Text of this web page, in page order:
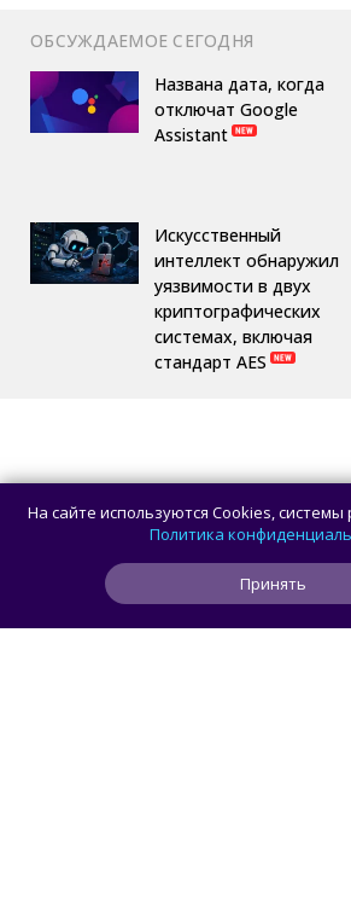
ОБСУЖДАЕМОЕ СЕГОДНЯ
Названа дата, когда
отключат Google
Assistant
Искусственный
интеллект обнаружил
уязвимости в двух
криптографических
системах, включая
стандарт AES
На сайте используются Cookies,
Политика
Принять